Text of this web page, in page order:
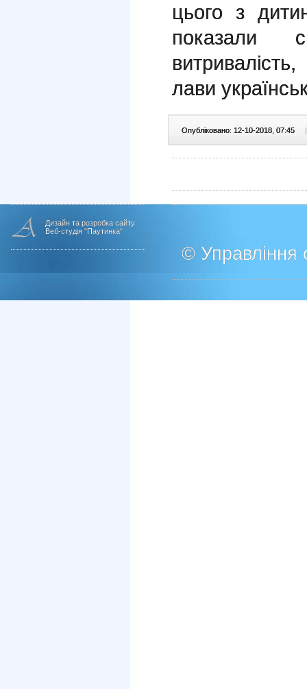
цього з
показали
лави
Опубліковано: 12-10-2018, 07:45 |
Дизайн та розробка сайту
Веб-студія "Паутинка"
© Управління